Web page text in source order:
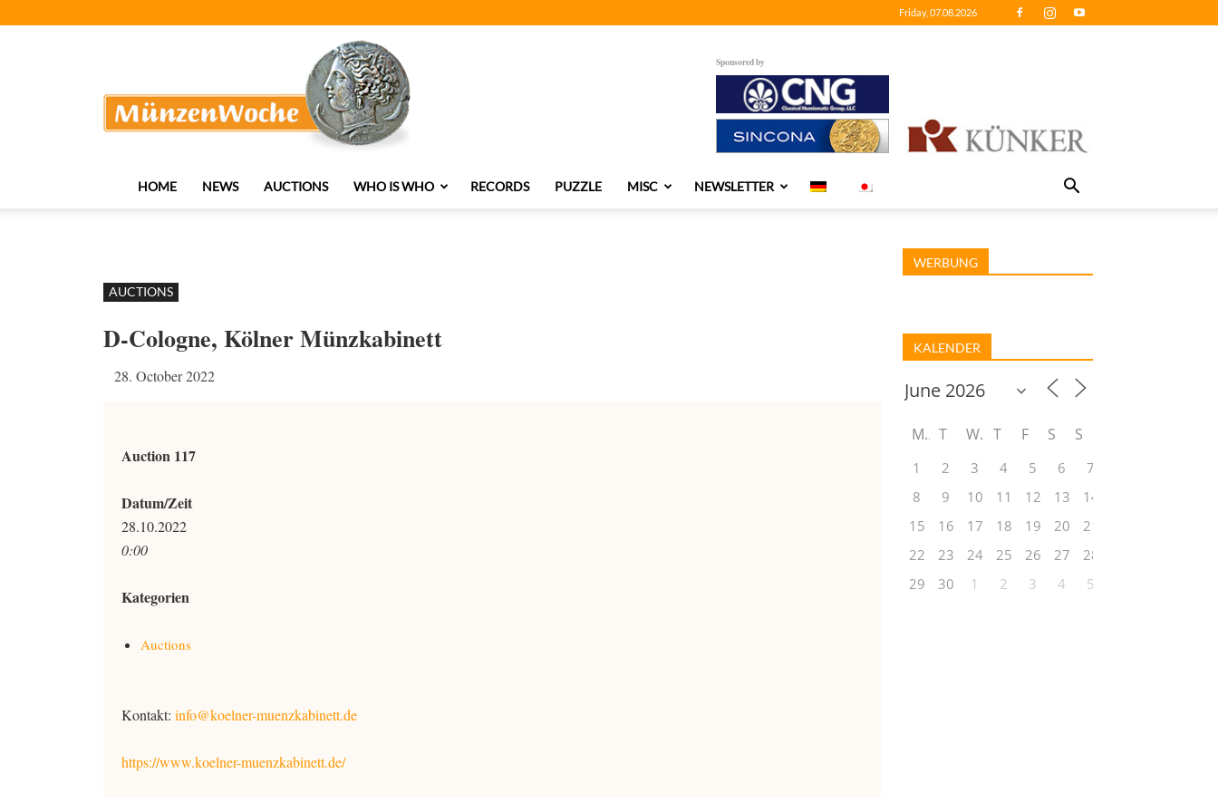
Friday, 07.08.2026
Sponsored by
HOME NEWS AUCTIONS WHO IS WHO RECORDS PUZZLE MISC NEWSLETTER
AUCTIONS
D-Cologne, Kölner Münzkabinett
28. October 2022
Auction 117
Datum/Zeit
28.10.2022
0:00
Kategorien
Auctions
Kontakt: info@koelner-muenzkabinett.de
https://www.koelner-muenzkabinett.de/
WERBUNG
KALENDER
M T W T F S S
1 2 3 4 5 6
7
8
9 10 11 12 13
14
15
16 17 18 19 20
21
22
23 24 25 26 27
28
29
30 1 2 3 4 5